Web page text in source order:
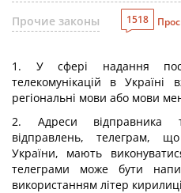
Прочие законы
1518
1. У сфері надання
телекомунікацій в
регіональні мови або мови
2. Адреси відправника
відправлень, телеграм,
України, мають
телеграми може бути
використанням літер